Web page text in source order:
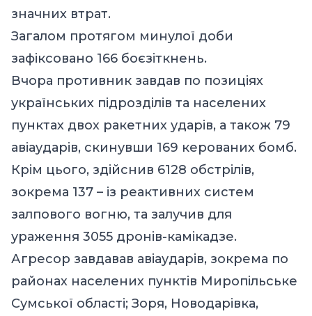
значних втрат.
Загалом протягом минулої доби
зафіксовано 166 боєзіткнень.
Вчора противник завдав по позиціях
українських підрозділів та населених
пунктах двох ракетних ударів, а також 79
авіаударів, скинувши 169 керованих бомб.
Крім цього, здійснив 6128 обстрілів,
зокрема 137 – із реактивних систем
залпового вогню, та залучив для
ураження 3055 дронів-камікадзе.
Агресор завдавав авіаударів, зокрема по
районах населених пунктів Миропільське
Сумської області; Зоря, Новодарівка,